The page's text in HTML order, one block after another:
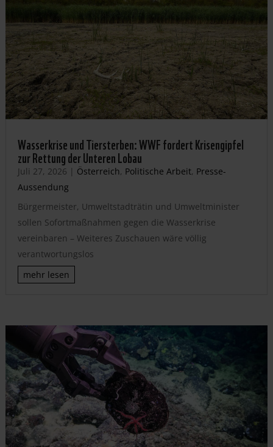
Wasserkrise und Tiersterben: WWF fordert Krisengipfel
zur Rettung der Unteren Lobau
Juli 27, 2026 | Österreich, Politische Arbeit, Presse-
Aussendung
Bürgermeister, Umweltstadträtin und Umweltminister
sollen Sofortmaßnahmen gegen die Wasserkrise
vereinbaren – Weiteres Zuschauen wäre völlig
verantwortungslos
mehr lesen